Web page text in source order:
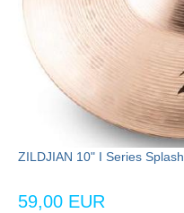
ZILDJIAN 10" I Series Splash
59,00 EUR